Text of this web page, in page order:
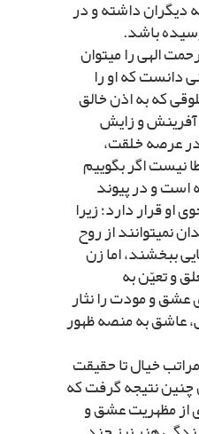
دیگران داشته و در
باشد.
الهى را مى‏توان
دانست که او را
که به اذن خالق
آفرینش و زایش
عرصه خلقت،
نیست اگر بگوییم
است و در پیوند
قرار دارد؛ زیرا
نمى‏توانند از روح
ببخشند، اما زن
و تعیّن به
عشق و مودت را نثار
عاشق به منصه ظهور
خیال تا حقیقت
نتیجه گرفت که
از مظهریت عشق و